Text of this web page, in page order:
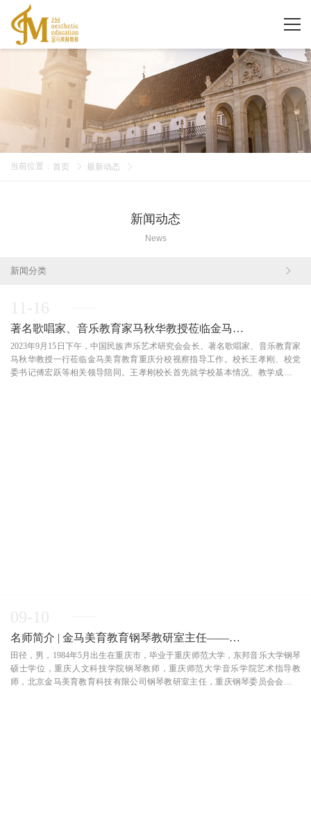
当前位置 : 首页 最新动态
新闻动态
News
新闻分类
11-16
著名歌唱家、音乐教育家马秋华教授莅临金马美育教育重庆
2023年9月15日下午，中国民族声乐艺术研究会会长、著名歌唱家、音乐教育家
马秋华教授一行莅临金马美育教育重庆分校视察指导工作。校长王孝刚、校党
委书记傅宏跃等相关领导陪同。王孝刚校长首先就学校基本情况、教学成果、
09-10
名师简介 | 金马美育教育钢琴教研室主任——田径
田径，男，1984年5月出生在重庆市，毕业于重庆师范大学，东邦音乐大学钢琴
硕士学位，重庆人文科技学院钢琴教师，重庆师范大学音乐学院艺术指导教
师，北京金马美育教育科技有限公司钢琴教研室主任，重庆钢琴委员会会员，